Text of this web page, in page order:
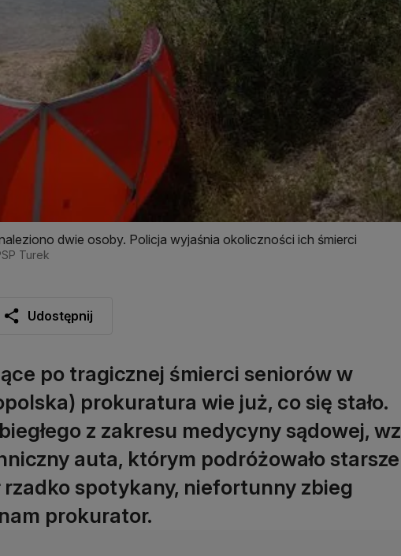
dwie osoby. Policja wyjaśnia okoliczności ich śmierci
Turek
Udostępnij
po tragicznej śmierci seniorów w
prokuratura wie już, co się stało.
z zakresu medycyny sądowej,
auta, którym podróżowało starsze
rzadko spotykany, niefortunny zbieg
prokurator.